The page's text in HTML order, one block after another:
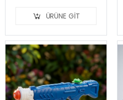
ÜRÜNE GIT